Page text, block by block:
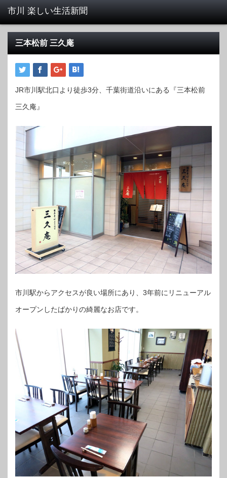
三本松前 三久庵
JR市川駅北口より徒歩3分、千葉街道沿いにある『三本松前
三久庵』
市川駅からアクセスが良い場所にあり、3年前にリニューアル
オープンしたばかりの綺麗なお店です。